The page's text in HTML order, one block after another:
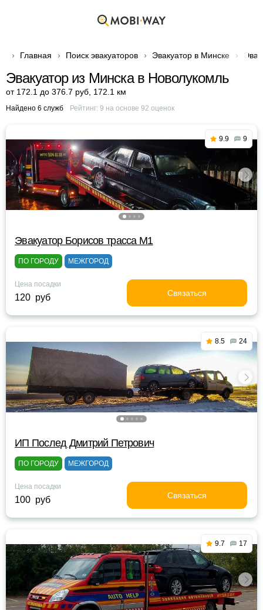
Главная Поиск эвакуаторов Эвакуатор в Минске
Эвакуатор из Минска в Новолукомль
от 172.1 до 376.7 руб 172.1 км
Найдено 6 служб Рейтинг: 9 на основе 92 оценок
9.9 9
Эвакуатор Борисов трасса М1
ПО ГОРОДУ МЕЖГОРОД
Цена посадки
120 руб Связаться
8.5 24
ИП Послед Дмитрий Петрович
ПО ГОРОДУ МЕЖГОРОД
Цена посадки
100 руб Связаться
9.7 17